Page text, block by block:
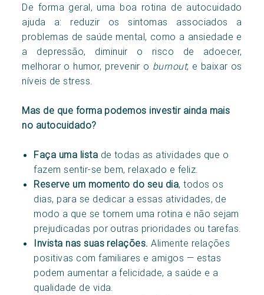
De forma geral, uma boa rotina de autocuidado
ajuda a: reduzir os sintomas associados a
problemas de saúde mental, como a ansiedade e
a depressão, diminuir o risco de adoecer,
melhorar o humor, prevenir o burnout; e baixar os
níveis de stress.
Mas de que forma podemos investir ainda mais
no autocuidado?
Faça uma lista de todas as atividades que o
fazem sentir-se bem, relaxado e feliz.
Reserve um momento do seu dia, todos os
dias, para se dedicar a essas atividades, de
modo a que se tornem uma rotina e não sejam
prejudicadas por outras prioridades ou tarefas.
Invista nas suas relações. Alimente relações
positivas com familiares e amigos — estas
podem aumentar a felicidade, a saúde e a
qualidade de vida.